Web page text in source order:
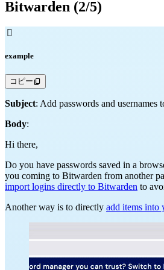
Bitwarden (2/5)

example
コピー
Subject: Add passwords and usernames
Body:
Hi there,
Do you have passwords saved in a
you coming to Bitwarden from another
import logins directly to Bitwarden to
Another way is to directly add items into